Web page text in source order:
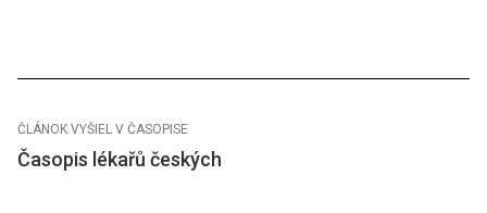
ČLÁNOK VYŠIEL V ČASOPISE
Časopis lékařů českých